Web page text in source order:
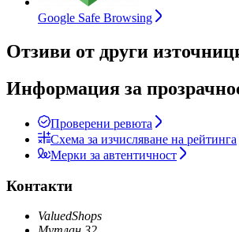
Google Safe Browsing
Отзиви от други
Информация за
Проверени ревюта
Схема за изчисляване на рейтинга
Мерки за автентичност
Контакти
ValuedShops